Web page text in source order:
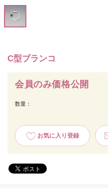
C型ブランコ
会員のみ価格公開
数量：
お気に入り登録